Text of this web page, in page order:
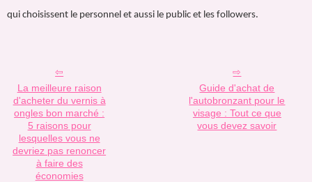
qui choisissent le personnel et aussi le public et les followers.
La meilleure raison
d'acheter du vernis à
ongles bon marché :
5 raisons pour
lesquelles vous ne
devriez pas renoncer
à faire des
économies
Guide d'achat de
l'autobronzant pour le
visage : Tout ce que
vous devez savoir